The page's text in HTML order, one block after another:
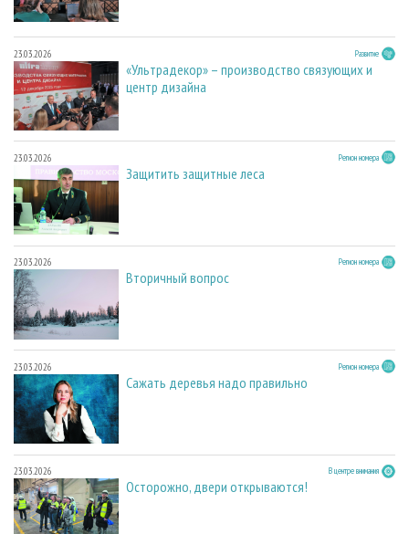
23.03.2026 Развитие
«Ультрадекор» – производство связующих и
центр дизайна
23.03.2026 Регион номера
Защитить защитные леса
23.03.2026 Регион номера
Вторичный вопрос
23.03.2026 Регион номера
Сажать деревья надо правильно
23.03.2026 В центре внимания
Осторожно, двери открываются!